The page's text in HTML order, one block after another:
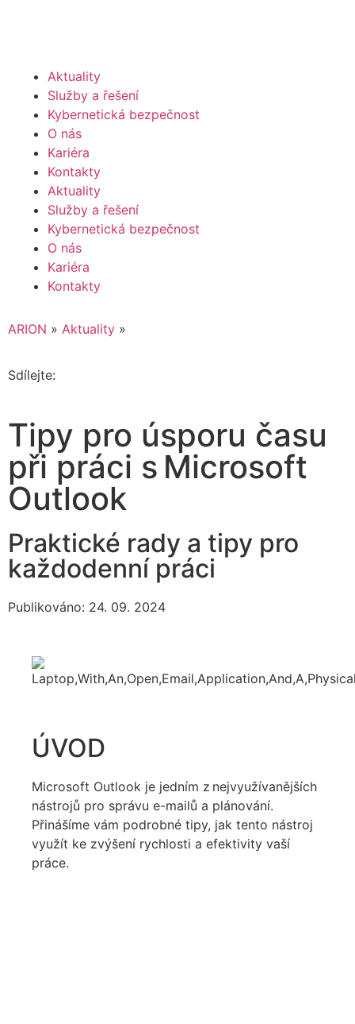
Aktuality
Služby a řešení
Kybernetická bezpečnost
O nás
Kariéra
Kontakty
Aktuality
Služby a řešení
Kybernetická bezpečnost
O nás
Kariéra
Kontakty
ARION » Aktuality »
Sdílejte:
Tipy pro úsporu času
při práci s Microsoft
Outlook
Praktické rady a tipy pro
každodenní práci
Publikováno: 24. 09. 2024
ÚVOD
Microsoft Outlook je jedním z nejvyužívanějších
nástrojů pro správu e-mailů a plánování.
Přinášíme vám podrobné tipy, jak tento nástroj
využít ke zvýšení rychlosti a efektivity vaší
práce.